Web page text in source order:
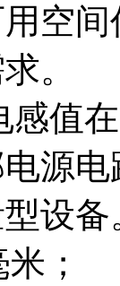
空
。
感值
源
设
；